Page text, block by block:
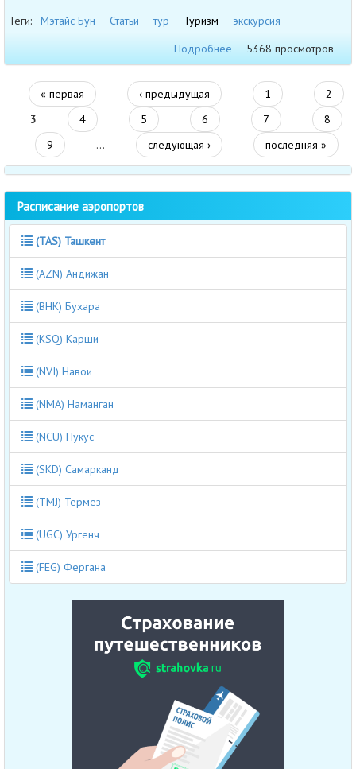
Теги: Мэтайс Бун Статьи тур Туризм
экскурсия
Подробнее
5368 просмотров
« первая ‹ предыдущая 1
2
3
4 5 6 7
8
9
… следующая › последняя »
Расписание аэропортов
(TAS) Ташкент
(AZN) Андижан
(BHK) Бухара
(KSQ) Карши
(NVI) Навои
(NMA) Наманган
(NCU) Нукус
(SKD) Самарканд
(TMJ) Термез
(UGC) Ургенч
(FEG) Фергана